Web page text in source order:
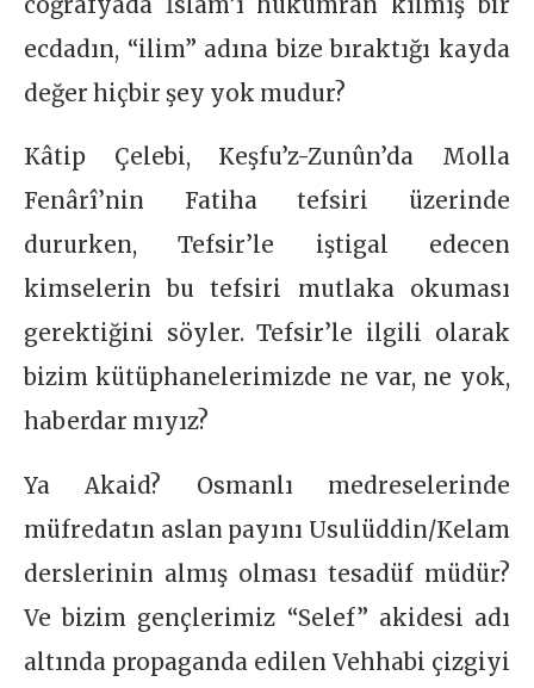
ecdadın, “ilim” adına bize bıraktığı kayda
değer hiçbir şey yok mudur?
Kâtip Çelebi, Keşfu’z-Zunûn’da Molla
Fenârî’nin Fatiha tefsiri üzerinde
dururken, Tefsir’le iştigal edecen
kimselerin bu tefsiri mutlaka okuması
gerektiğini söyler. Tefsir’le ilgili olarak
bizim kütüphanelerimizde ne var, ne yok,
haberdar mıyız?
Ya Akaid? Osmanlı medreselerinde
müfredatın aslan payını Usulüddin/Kelam
derslerinin almış olması tesadüf müdür?
Ve bizim gençlerimiz “Selef” akidesi adı
altında propaganda edilen Vehhabi çizgiyi